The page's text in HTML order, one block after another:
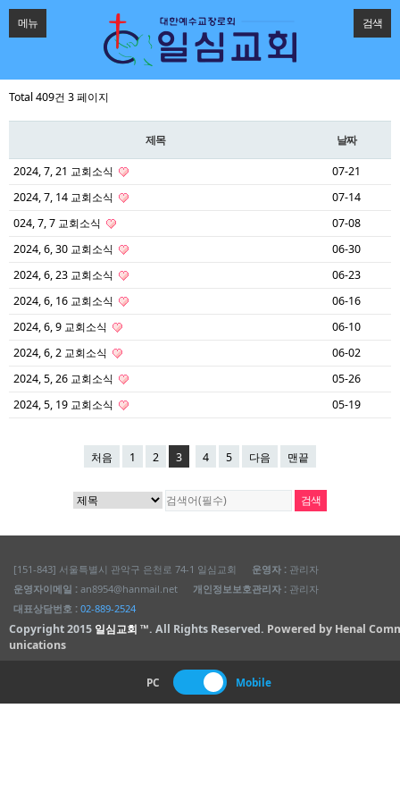
메뉴 검색
Total 409건 3 페이지
제목 날짜
2024, 7, 21 교회소식
07-21
2024, 7, 14 교회소식
07-14
024, 7, 7 교회소식
07-08
2024, 6, 30 교회소식
06-30
2024, 6, 23 교회소식
06-23
2024, 6, 16 교회소식
06-16
2024, 6, 9 교회소식
06-10
2024, 6, 2 교회소식
06-02
2024, 5, 26 교회소식
05-26
2024, 5, 19 교회소식
05-19
처음 1 2 3 4 5 다음 맨끝
[151-843] 서울특별시 관악구 은천로 74-1 일심교회 운영자 : 관리자
운영자이메일 : an8954@hanmail.net 개인정보보호관리자 : 관리자
대표상담번호 : 02-889-2524
Copyright 2015 일심교회 ™. All Rights Reserved. Powered by Henal
unications
PC Mobile